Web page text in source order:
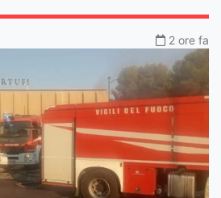
2 ore fa